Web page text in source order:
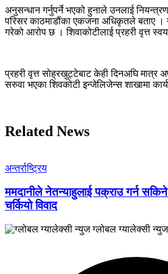
अनुसन्धान गर्नुपर्ने भएको हुनाले उनलाई
परिसर काठमाडौंका एकजना अधिकृतले बताए ।
गरेको आरोप छ । शिवाकोटीलाई प्रहरी वृत्त
प्रहरी वृत्त सोह्रखुट्टेबाट केही दिनअघि मात्र
सरुवा भएका शिवकोटी इन्जेलिजेन्स शाखामा
Related News
अन्तर्राष्ट्रिय
ममदानीले नेतन्याहुलाई पक्राउ गर्न
चर्कियो विवाद
ग्लोबल ग्यालेक्सी न्युज